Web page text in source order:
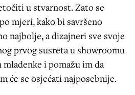
u stvarnost. Zato se
mjeri, kako bi savršeno
najbolje, a dizajneri sve svoje
prvog susreta u showroomu
i pomažu im da
će se osjećati najposebnije.